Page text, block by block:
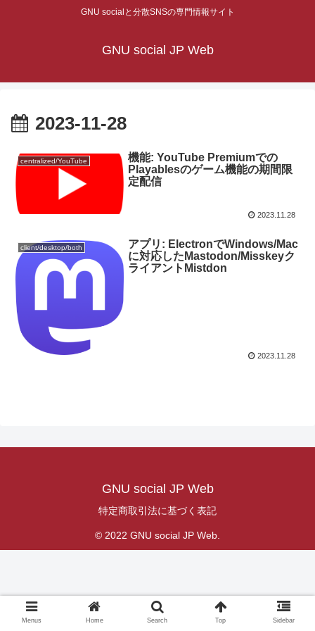
GNU socialと分散SNSの専門情報サイト
GNU social JP Web
2023-11-28
centralized/YouTube
機能: YouTube Premiumでの
Playablesのゲーム機能の期間限
定配信
2023.11.28
client/desktop/both
アプリ: ElectronでWindows/Mac
に対応したMastodon/Misskeyク
ライアントMistdon
2023.11.28
GNU social JP Web
特定商取引法に基づく表記
© 2022 GNU social JP Web.
Menus Home Search Top Sidebar